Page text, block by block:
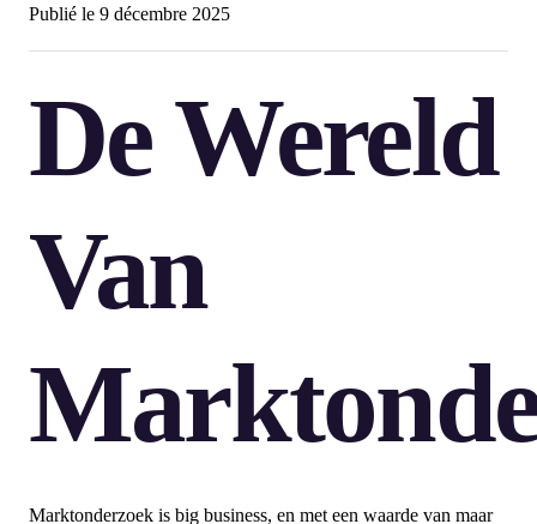
Publié le 9 décembre 2025
De Wereld
Van
Marktonderzoek is big business, en met een waarde van maar